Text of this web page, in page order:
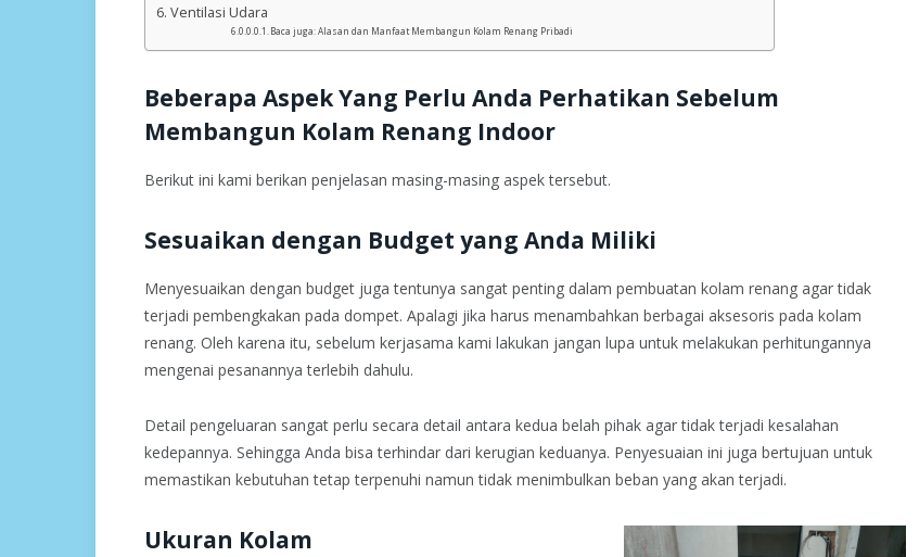
Ventilasi Udara
Baca juga: Alasan dan Manfaat Membangun Kolam Renang Pribadi
Beberapa Aspek Yang Perlu Anda Perhatikan Sebelum
Membangun Kolam Renang Indoor
Berikut ini kami berikan penjelasan masing-masing aspek tersebut.
Sesuaikan dengan Budget yang Anda Miliki
Menyesuaikan dengan budget juga tentunya sangat penting dalam pembuatan kolam renang agar tidak
terjadi pembengkakan pada dompet. Apalagi jika harus menambahkan berbagai aksesoris pada kolam
renang. Oleh karena itu, sebelum kerjasama kami lakukan jangan lupa untuk melakukan perhitungannya
mengenai pesanannya terlebih dahulu.
Detail pengeluaran sangat perlu secara detail antara kedua belah pihak agar tidak terjadi kesalahan
kedepannya. Sehingga Anda bisa terhindar dari kerugian keduanya. Penyesuaian ini juga bertujuan untuk
memastikan kebutuhan tetap terpenuhi namun tidak menimbulkan beban yang akan terjadi.
Ukuran Kolam